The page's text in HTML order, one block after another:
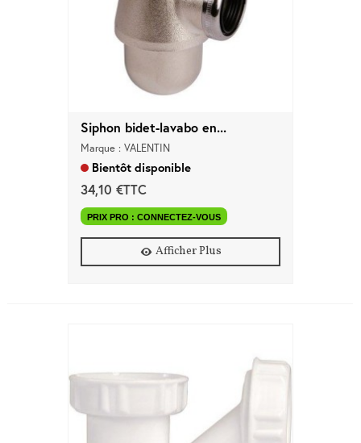
Siphon bidet-lavabo en...
Marque : VALENTIN
Bientôt disponible
34,10 €TTC
PRIX PRO : CONNECTEZ-VOUS
Afficher Plus